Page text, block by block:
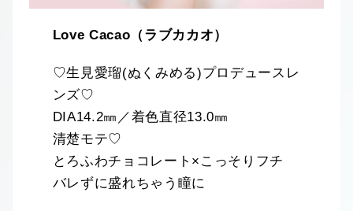
Love Cacao（ラブカカオ）
♡生見愛瑠(ぬくみめる)プロデュースレ
ンズ♡
DIA14.2㎜／着色直径13.0㎜
清楚モテ♡
とろふわチョコレート×こっそりフチ
バレずに盛れちゃう瞳に